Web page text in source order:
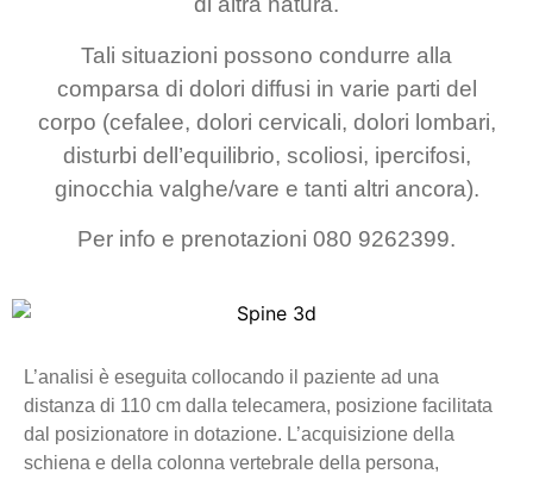
Tali situazioni possono condurre alla
comparsa di dolori diffusi in varie parti del
corpo (cefalee, dolori cervicali, dolori lombari,
disturbi dell’equilibrio, scoliosi, ipercifosi,
ginocchia valghe/vare e tanti altri ancora).
Per info e prenotazioni 080 9262399.
L’analisi è eseguita collocando il paziente ad una
distanza di 110 cm dalla telecamera, posizione facilitata
dal posizionatore in dotazione. L’acquisizione della
schiena e della colonna vertebrale della persona,